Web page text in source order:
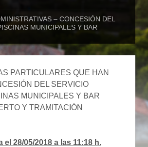
– CONCESIÓN DEL
MUNICIPALES Y BAR
PARTICULARES QUE HAN
DEL SERVICIO
MUNICIPALES Y BAR
Y TRAMITACIÓN
28/05/2018 a las 11:18 h.